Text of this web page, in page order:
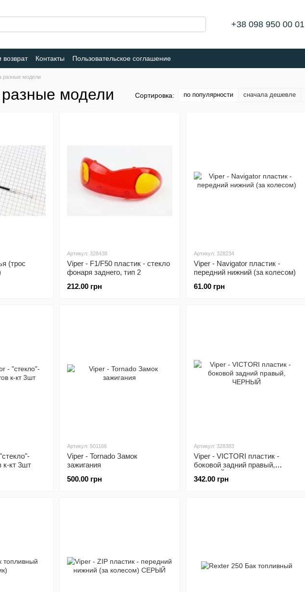
+38 098 950 00 01
Контакты Пользовательское соглашение
разные модели
модели Сортировка: по популярности сначала дешевле
(трос
Артикул: 328438
Viper - F1/F50 пластик - стекло
фонаря заднего, тип 2
212.00 грн
Артикул: 328234
Viper - Navigator пластик -
передний нижний (за колесом)
61.00 грн
к-кт 3шт
Артикул: 501166
Viper - Tornado Замок
зажигания
500.00 грн
Артикул: 328383
Viper - VICTORI пластик -
боковой задний правый,
342.00 грн